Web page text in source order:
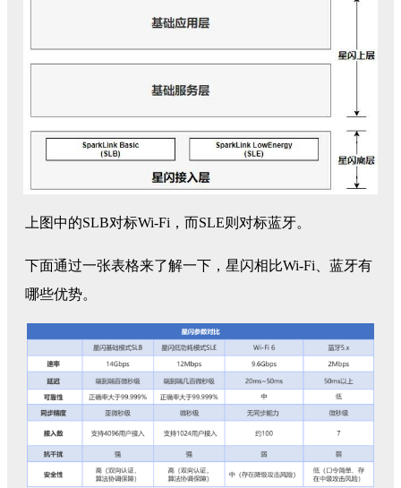
上图中的SLB对标Wi-Fi，而SLE则对标蓝牙。
下面通过一张表格来了解一下，星闪相比Wi-Fi、蓝牙有
哪些优势。